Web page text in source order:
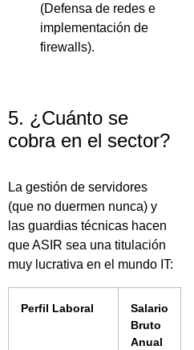
(Defensa de redes e
implementación de
firewalls).
5. ¿Cuánto se
cobra en el sector?
La gestión de servidores
(que no duermen nunca) y
las guardias técnicas hacen
que ASIR sea una titulación
muy lucrativa en el mundo IT:
Perfil Laboral
Salario
Bruto
Anual